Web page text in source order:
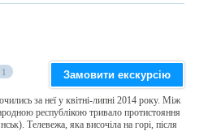
1 Замовити екскурсію
за неї у квітні-липні 2014 року. Між
республікою тривало протистояння
Телевежа, яка височіла на горі, після